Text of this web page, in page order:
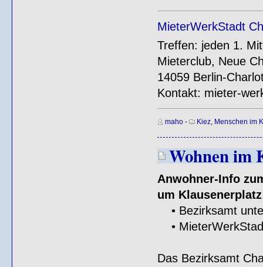
MieterWerkStadt
Treffen: jeden 1.
Mieterclub, Neue
14059 Berlin-
Kontakt: mieter-
maho- Kiez, Menschen im
Wohnen im
Anwohner-Info
um
• Bezirksamt
•
Das Bezirksamt